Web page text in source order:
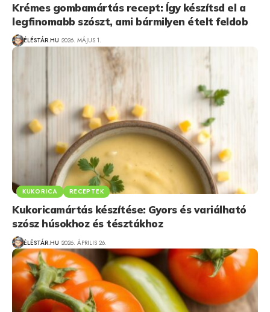
Krémes gombamártás recept: Így készítsd el a
legfinomabb szószt, ami bármilyen ételt feldob
ÉLÉSTÁR.HU 2026. MÁJUS 1.
KUKORICA RECEPTEK
Kukoricamártás készítése: Gyors és variálható
szósz húsokhoz és tésztákhoz
ÉLÉSTÁR.HU 2026. ÁPRILIS 26.